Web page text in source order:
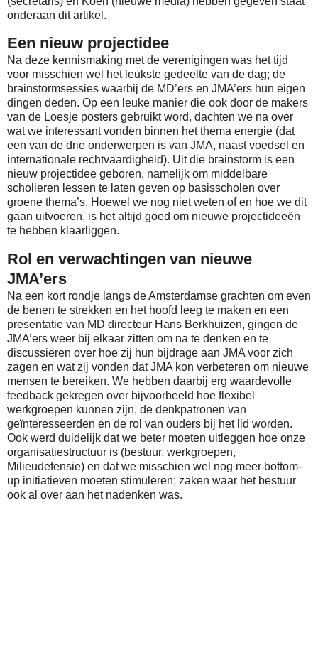
onderaan dit artikel.
Een nieuw projectidee
Na deze kennismaking met de verenigingen was het tijd
voor misschien wel het leukste gedeelte van de dag; de
brainstormsessies waarbij de MD’ers en JMA’ers hun eigen
dingen deden. Op een leuke manier die ook door de makers
van de Loesje posters gebruikt word, dachten we na over
wat we interessant vonden binnen het thema energie (dat
een van de drie onderwerpen is van JMA, naast voedsel en
internationale rechtvaardigheid). Uit die brainstorm is een
nieuw projectidee geboren, namelijk om middelbare
scholieren lessen te laten geven op basisscholen over
groene thema’s. Hoewel we nog niet weten of en hoe we dit
gaan uitvoeren, is het altijd goed om nieuwe projectideeën
te hebben klaarliggen.
Rol en verwachtingen van nieuwe
JMA’ers
Na een kort rondje langs de Amsterdamse grachten om even
de benen te strekken en het hoofd leeg te maken en een
presentatie van MD directeur Hans Berkhuizen, gingen de
JMA’ers weer bij elkaar zitten om na te denken en te
discussiëren over hoe zij hun bijdrage aan JMA voor zich
zagen en wat zij vonden dat JMA kon verbeteren om nieuwe
mensen te bereiken. We hebben daarbij erg waardevolle
feedback gekregen over bijvoorbeeld hoe flexibel
werkgroepen kunnen zijn, de denkpatronen van
geïnteresseerden en de rol van ouders bij het lid worden.
Ook werd duidelijk dat we beter moeten uitleggen hoe onze
organisatiestructuur is (bestuur, werkgroepen,
Milieudefensie) en dat we misschien wel nog meer bottom-
up initiatieven moeten stimuleren; zaken waar het bestuur
ook al over aan het nadenken was.